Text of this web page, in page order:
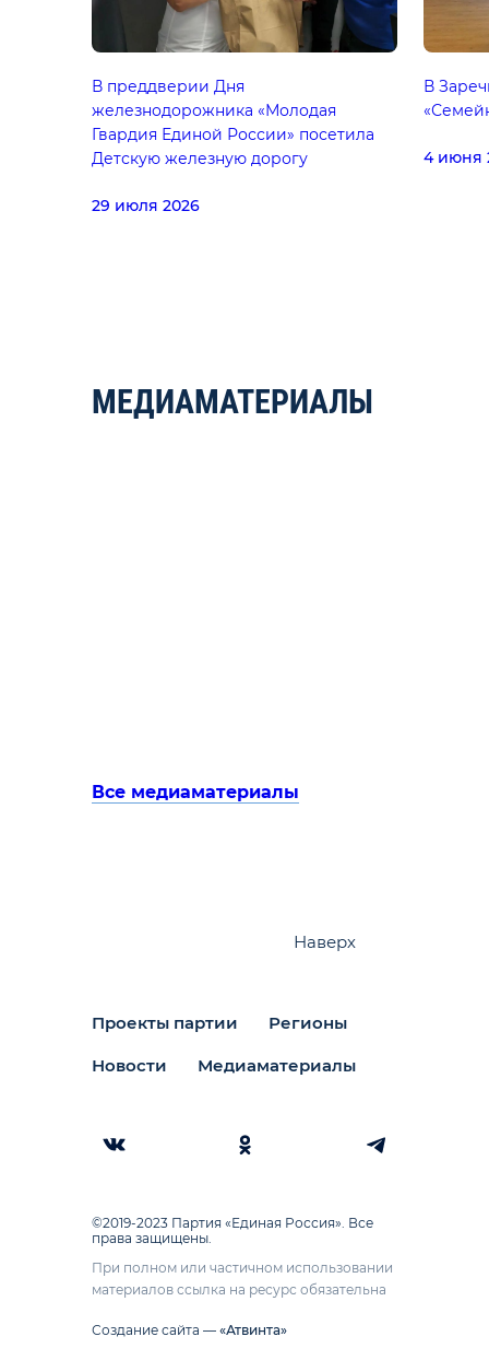
В преддверии Дня
железнодорожника «Молодая
Гвардия Единой России» посетила
Детскую железную дорогу
29 июля 2026
В
4 июня
МЕДИАМАТЕРИАЛЫ
Все медиаматериалы
Проекты партии Регионы
Новости Медиаматериалы
Наверх
©2019-2023 Партия «Единая Россия». Все
права защищены.
При полном или частичном использовании
материалов ссылка на ресурс обязательна
Создание сайта — «Атвинта»